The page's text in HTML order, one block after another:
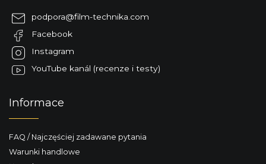
podpora@film-technika.com
Facebook
Instagram
YouTube kanál (recenze i testy)
Informace
FAQ / Najczęściej zadawane pytania
Warunki handlowe